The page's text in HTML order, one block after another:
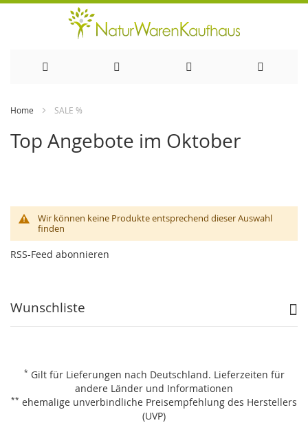
Inhalt
Home SALE %
Top Angebote im Oktober
Wir können keine Produkte entsprechend dieser Auswahl
finden
RSS-Feed abonnieren
Wunschliste
* Gilt für Lieferungen nach Deutschland. Lieferzeiten für
andere Länder und Informationen
** ehemalige unverbindliche Preisempfehlung des Herstellers
(UVP)